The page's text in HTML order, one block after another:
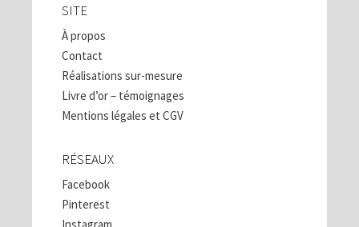
SITE
À propos
Contact
Réalisations sur-mesure
Livre d’or – témoignages
Mentions légales et CGV
RÉSEAUX
Facebook
Pinterest
Instagram